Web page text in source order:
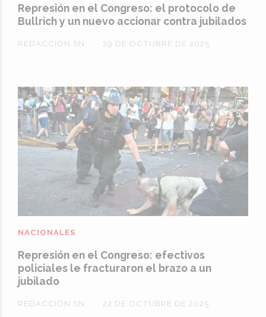
Represión en el Congreso: el protocolo de
Bullrich y un nuevo accionar contra jubilados
REDACCIÓN SN 29 DE OCTUBRE DE 2025
Represión en el Congreso: efectivos
policiales le fracturaron el brazo a un
jubilado
REDACCIÓN SN
NACIONALES
22 DE OCTUBRE DE 2025